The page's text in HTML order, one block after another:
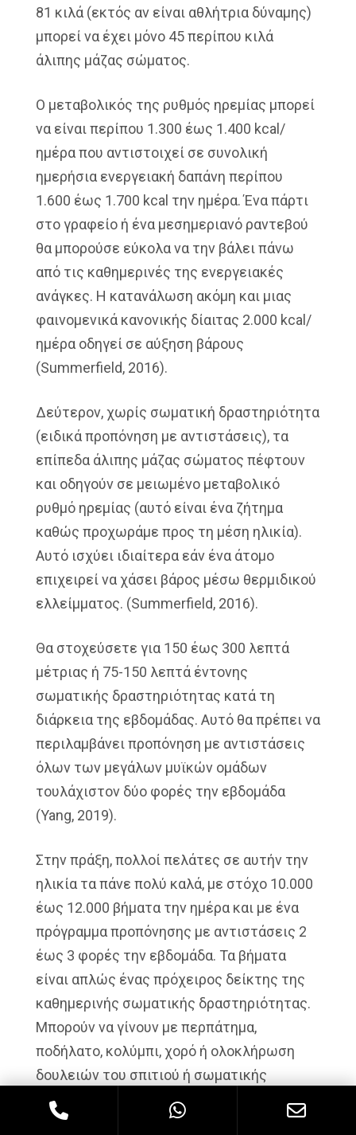
81 κιλά (εκτός αν είναι αθλήτρια δύναμης)
μπορεί να έχει μόνο 45 περίπου κιλά
άλιπης μάζας σώματος.
Ο μεταβολικός της ρυθμός ηρεμίας μπορεί
να είναι περίπου 1.300 έως 1.400 kcal/
ημέρα που αντιστοιχεί σε συνολική
ημερήσια ενεργειακή δαπάνη περίπου
1.600 έως 1.700 kcal την ημέρα. Ένα πάρτι
στο γραφείο ή ένα μεσημεριανό ραντεβού
θα μπορούσε εύκολα να την βάλει πάνω
από τις καθημερινές της ενεργειακές
ανάγκες. Η κατανάλωση ακόμη και μιας
φαινομενικά κανονικής δίαιτας 2.000 kcal/
ημέρα οδηγεί σε αύξηση βάρους
(Summerfield, 2016).
Δεύτερον, χωρίς σωματική δραστηριότητα
(ειδικά προπόνηση με αντιστάσεις), τα
επίπεδα άλιπης μάζας σώματος πέφτουν
και οδηγούν σε μειωμένο μεταβολικό
ρυθμό ηρεμίας (αυτό είναι ένα ζήτημα
καθώς προχωράμε προς τη μέση ηλικία).
Αυτό ισχύει ιδιαίτερα εάν ένα άτομο
επιχειρεί να χάσει βάρος μέσω θερμιδικού
ελλείμματος. (Summerfield, 2016).
Θα στοχεύσετε για 150 έως 300 λεπτά
μέτριας ή 75-150 λεπτά έντονης
σωματικής δραστηριότητας κατά τη
διάρκεια της εβδομάδας. Αυτό θα πρέπει να
περιλαμβάνει προπόνηση με αντιστάσεις
όλων των μεγάλων μυϊκών ομάδων
τουλάχιστον δύο φορές την εβδομάδα
(Yang, 2019).
Στην πράξη, πολλοί πελάτες σε αυτήν την
ηλικία τα πάνε πολύ καλά, με στόχο 10.000
έως 12.000 βήματα την ημέρα και με ένα
πρόγραμμα προπόνησης με αντιστάσεις 2
έως 3 φορές την εβδομάδα. Τα βήματα
είναι απλώς ένας πρόχειρος δείκτης της
καθημερινής σωματικής δραστηριότητας.
Μπορούν να γίνουν με περπάτημα,
ποδήλατο, κολύμπι, χορό ή ολοκλήρωση
δουλειών του σπιτιού ή σωματικής
εργασίας.